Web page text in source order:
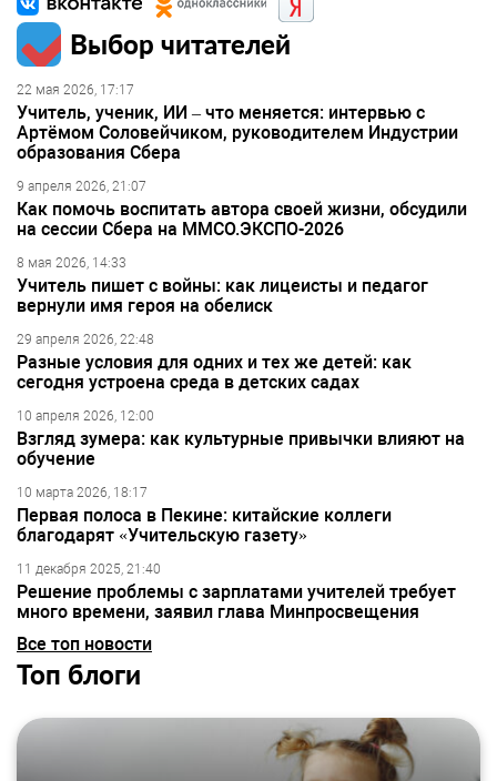
Выбор читателей
22 мая 2026, 17:17
Учитель, ученик, ИИ – что меняется: интервью с
Артёмом Соловейчиком, руководителем Индустрии
образования Сбера
9 апреля 2026, 21:07
Как помочь воспитать автора своей жизни, обсудили
на сессии Сбера на ММСО.ЭКСПО-2026
8 мая 2026, 14:33
Учитель пишет с войны: как лицеисты и педагог
вернули имя героя на обелиск
29 апреля 2026, 22:48
Разные условия для одних и тех же детей: как
сегодня устроена среда в детских садах
10 апреля 2026, 12:00
Взгляд зумера: как культурные привычки влияют на
обучение
10 марта 2026, 18:17
Первая полоса в Пекине: китайские коллеги
благодарят «Учительскую газету»
11 декабря 2025, 21:40
Решение проблемы с зарплатами учителей требует
много времени, заявил глава Минпросвещения
Все топ новости
Топ блоги